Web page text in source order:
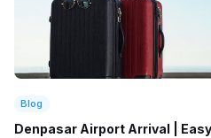
Blog
Denpasar Airport Arrival |